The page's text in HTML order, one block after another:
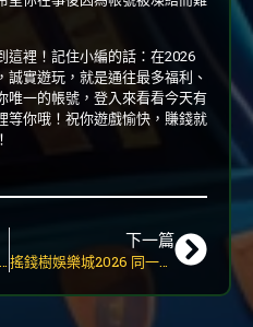
這裡！記住小編的話：在2026
誠實遊玩，就是通往最多福利、
唯一的帳號，登入來看看今天有
等你哦！祝你遊戲愉快，賺錢就
搖錢樹娛樂城帳號被限制後正確處理順序2026說明
下一篇
搖錢樹娛樂城2026 同一個網路多人登入會怎樣？家庭網路風控說明